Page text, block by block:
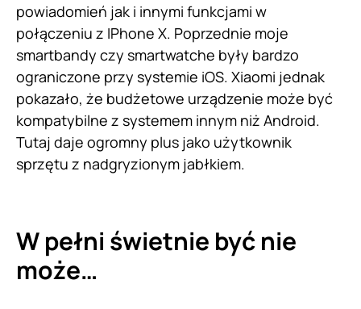
powiadomień jak i innymi funkcjami w
połączeniu z IPhone X. Poprzednie moje
smartbandy czy smartwatche były bardzo
ograniczone przy systemie iOS. Xiaomi jednak
pokazało, że budżetowe urządzenie może być
kompatybilne z systemem innym niż Android.
Tutaj daje ogromny plus jako użytkownik
sprzętu z nadgryzionym jabłkiem.
W pełni świetnie być nie
może…